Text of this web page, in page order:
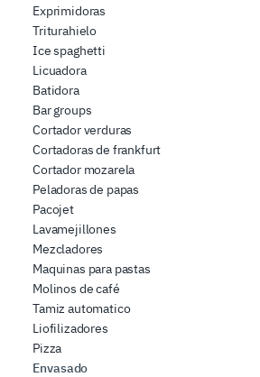
Exprimidoras
Triturahielo
Ice spaghetti
Licuadora
Batidora
Bar groups
Cortador verduras
Cortadoras de frankfurt
Cortador mozarela
Peladoras de papas
Pacojet
Lavamejillones
Mezcladores
Maquinas para pastas
Molinos de café
Tamiz automatico
Liofilizadores
Pizza
Envasado